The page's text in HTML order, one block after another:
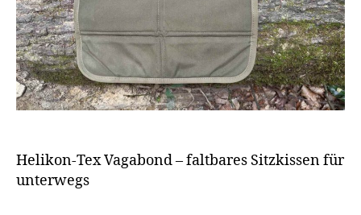
Helikon-Tex Vagabond – faltbares Sitzkissen für
unterwegs